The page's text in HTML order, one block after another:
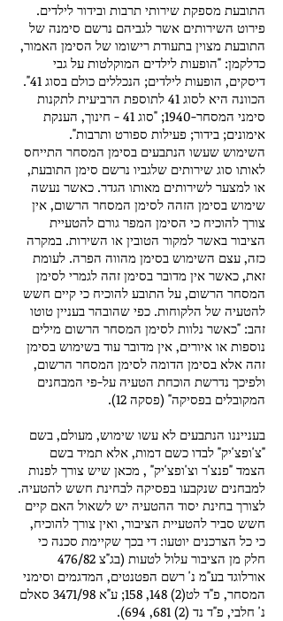
התובעת מספקת שירותי תרבות ובידור לילדים.
פירוט השירותים אשר לגביהם נרשם סימנה של
התובעת מצוין בתעודת רישומו של הסימן האמור,
כדלקמן: "הופעות לילדים המוקלטות על גבי
דיסקים, הופעות לילדים; הנכללים כולם בסוג 41".
הכוונה היא לסוג 41 לתוספת הרביעית לתקנות
סימני המסחר-1940; "סוג 41 - חינוך, הענקת
אימונים; בידור; פעילות ספורט ותרבות".
השימוש שעשו הנתבעים בסימן המסחר התייחס
לאותו סוג שירותים שלגביו נרשם סימן התובעת,
או למצער לשירותים מאותו הגדר. כאשר נעשה
שימוש בסימן הזהה לסימן המסחר הרשום, אין
צורך להוכיח כי הסימן המפר גורם להטעיית
הציבור באשר למקור הטובין או השירות. במקרה
כזה, עצם השימוש בסימן מהווה הפרה. לעומת
זאת, כאשר אין מדובר בסימן זהה לגמרי לסימן
המסחר הרשום, על התובע להוכיח כי קיים חשש
להטעיה של הלקוחות. כפי שהובהר בעניין טוטו
זהב: "כאשר נלוות לסימן המסחר הרשום מילים
נוספות או איורים, אין מדובר עוד בשימוש בסימן
זהה אלא בסימן הדומה לסימן המסחר הרשום,
ולפיכך נדרשת הוכחת הטעיה על-פי המבחנים
המקובלים בפסיקה" (פסקה 12).
בענייננו הנתבעים לא עשו שימוש, מעולם, בשם
"צ'ופצ'יק" לבדו כשם דמות, אלא תמיד בשם
הצמד "פנצ'ר וצ'ופצ'יק" , מכאן שיש צורך לפנות
למבחנים שנקבעו בפסיקה לבחינת חשש להטעיה.
לצורך בחינת יסוד ההטעיה יש לשאול האם קיים
חשש סביר להטעיית הציבור, ואין צורך להוכיח,
כי כל הצרכנים יוטעו: די בכך שקיימת סכנה כי
חלק מן הציבור עלול לטעות (בג"צ 476/82
אורלוגד בע"מ נ' רשם הפטנטים, המדגמים וסימני
המסחר, פ"ד לט(2) 148, 158; ע"א 3471/98 סאלם
נ' חלבי, פ"ד נד (2) 681, 694).